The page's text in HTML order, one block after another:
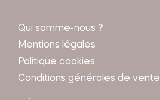
Qui somme-nous ?
Mentions légales
Politique cookies
Conditions générales de vente